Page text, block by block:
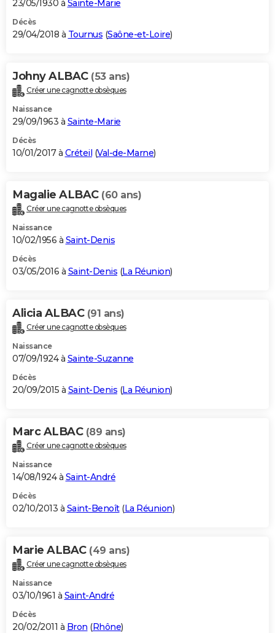
23/05/1930 à Sainte-Marie
Décès
29/04/2018 à Tournus (Saône-et-Loire)
Johny ALBAC (53 ans)
Créer une cagnotte obsèques
Naissance
29/09/1963 à Sainte-Marie
Décès
10/01/2017 à Créteil (Val-de-Marne)
Magalie ALBAC (60 ans)
Créer une cagnotte obsèques
Naissance
10/02/1956 à Saint-Denis
Décès
03/05/2016 à Saint-Denis (La Réunion)
Alicia ALBAC (91 ans)
Créer une cagnotte obsèques
Naissance
07/09/1924 à Sainte-Suzanne
Décès
20/09/2015 à Saint-Denis (La Réunion)
Marc ALBAC (89 ans)
Créer une cagnotte obsèques
Naissance
14/08/1924 à Saint-André
Décès
02/10/2013 à Saint-Benoît(La Réunion)
Marie ALBAC (49 ans)
Créer une cagnotte obsèques
Naissance
03/10/1961 à Saint-André
Décès
20/02/2011 à Bron (Rhône)